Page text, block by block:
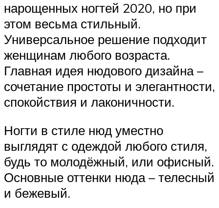
нарощенных ногтей 2020, но при
этом весьма стильный.
Универсальное решение подходит
женщинам любого возраста.
Главная идея нюдового дизайна –
сочетание простоты и элегантности,
спокойствия и лаконичности.
Ногти в стиле нюд уместно
выглядят с одеждой любого стиля,
будь то молодёжный, или офисный.
Основные оттенки нюда – телесный
и бежевый.